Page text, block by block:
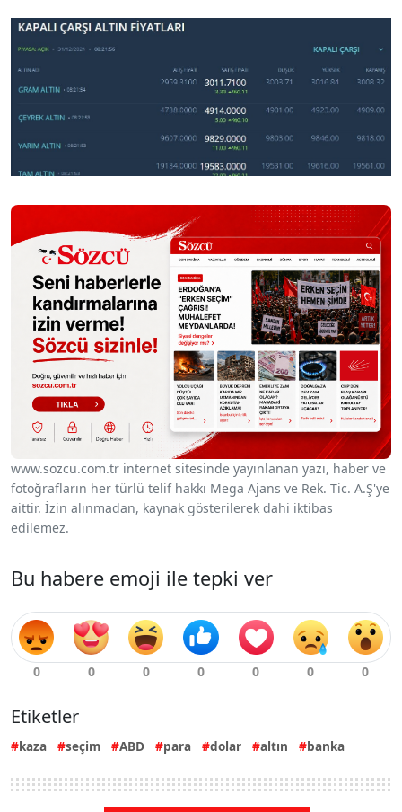
www.sozcu.com.tr internet sitesinde yayınlanan yazı, haber ve
fotoğrafların her türlü telif hakkı Mega Ajans ve Rek. Tic. A.Ş'ye
aittir. İzin alınmadan, kaynak gösterilerek dahi iktibas
edilemez.
Bu habere emoji ile tepki ver
Etiketler
kaza seçim ABD para dolar altın banka